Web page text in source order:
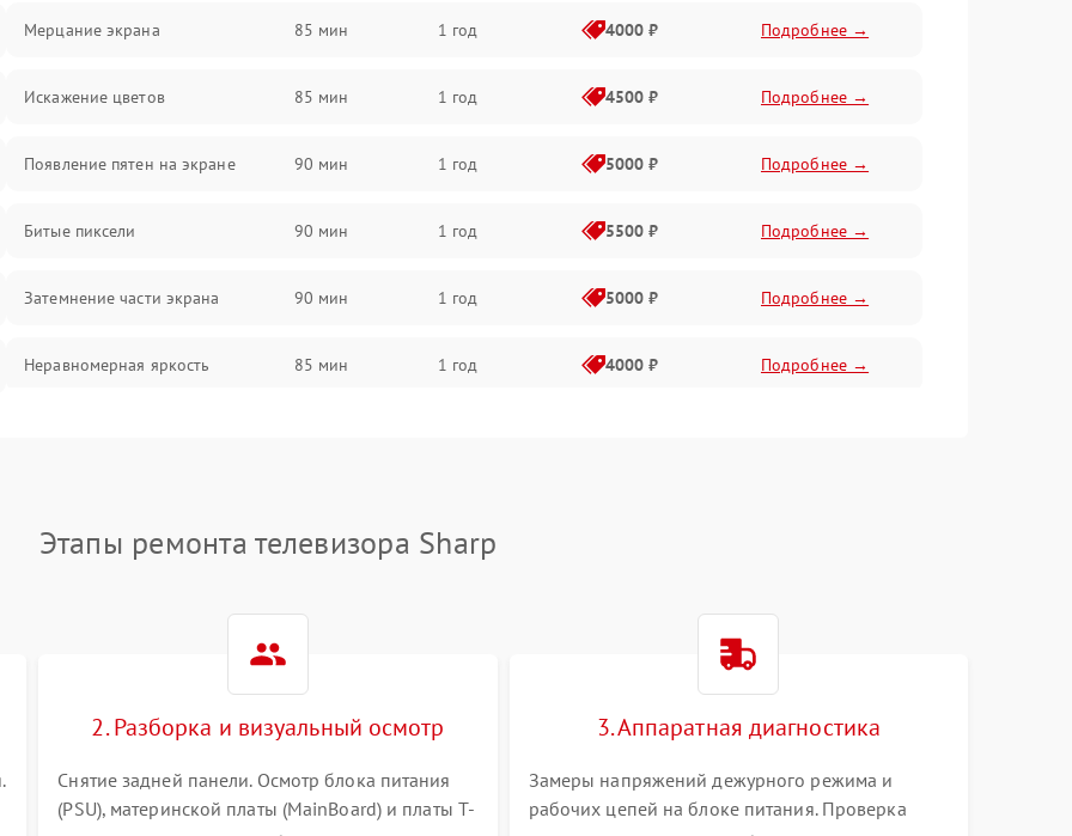
Мерцание экрана 85 мин 1 год 4000 ₽ Подробнее →
Искажение цветов 85 мин 1 год 4500 ₽ Подробнее →
Появление пятен на экране 90 мин 1 год 5000 ₽ Подробнее →
Битые пиксели 90 мин 1 год 5500 ₽ Подробнее →
Затемнение части экрана 90 мин 1 год 5000 ₽ Подробнее →
Неравномерная яркость 85 мин 1 год 4000 ₽ Подробнее →
Этапы ремонта телевизора Sharp
2. Разборка и визуальный осмотр
Снятие задней панели. Осмотр блока питания
(PSU), материнской платы (MainBoard) и платы T-
3. Аппаратная диагностика
Замеры напряжений дежурного режима и
рабочих цепей на блоке питания. Проверка